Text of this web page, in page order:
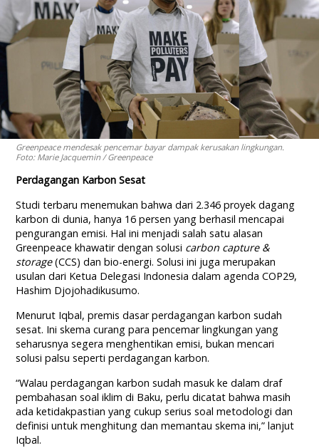
Greenpeace mendesak pencemar bayar dampak kerusakan lingkungan.
Foto: Marie Jacquemin / Greenpeace
Perdagangan Karbon Sesat
Studi terbaru menemukan bahwa dari 2.346 proyek dagang
karbon di dunia, hanya 16 persen yang berhasil mencapai
pengurangan emisi. Hal ini menjadi salah satu alasan
Greenpeace khawatir dengan solusi carbon capture &
storage(CCS) dan bio-energi. Solusi ini juga merupakan
usulan dari Ketua Delegasi Indonesia dalam agenda COP29,
Hashim Djojohadikusumo.
Menurut Iqbal, premis dasar perdagangan karbon sudah
sesat. Ini skema curang para pencemar lingkungan yang
seharusnya segera menghentikan emisi, bukan mencari
solusi palsu seperti perdagangan karbon.
“Walau perdagangan karbon sudah masuk ke dalam draf
pembahasan soal iklim di Baku, perlu dicatat bahwa masih
ada ketidakpastian yang cukup serius soal metodologi dan
definisi untuk menghitung dan memantau skema ini,” lanjut
Iqbal.